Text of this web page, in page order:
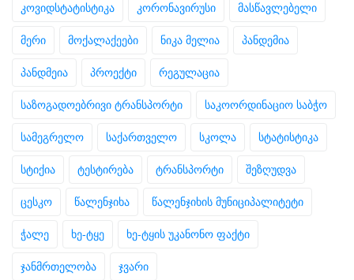
კოვიდსტატისტიკა კორონავირუსი მასწავლებელი
მერი მოქალაქეები ნიკა მელია პანდემია
პანდმეია პროექტი რეგულაცია
საზოგადოებრივი ტრანსპორტი საკოორდინაციო საბჭო
სამეგრელო საქართველო სკოლა სტატისტიკა
სტიქია ტესტირება ტრანსპორტი შეზღუდვა
ცესკო წალენჯიხა წალენჯიხის მუნიციპალიტეტი
ჭალე ხე-ტყე ხე-ტყის უკანონო ფაქტი
ჯანმრთელობა ჯვარი